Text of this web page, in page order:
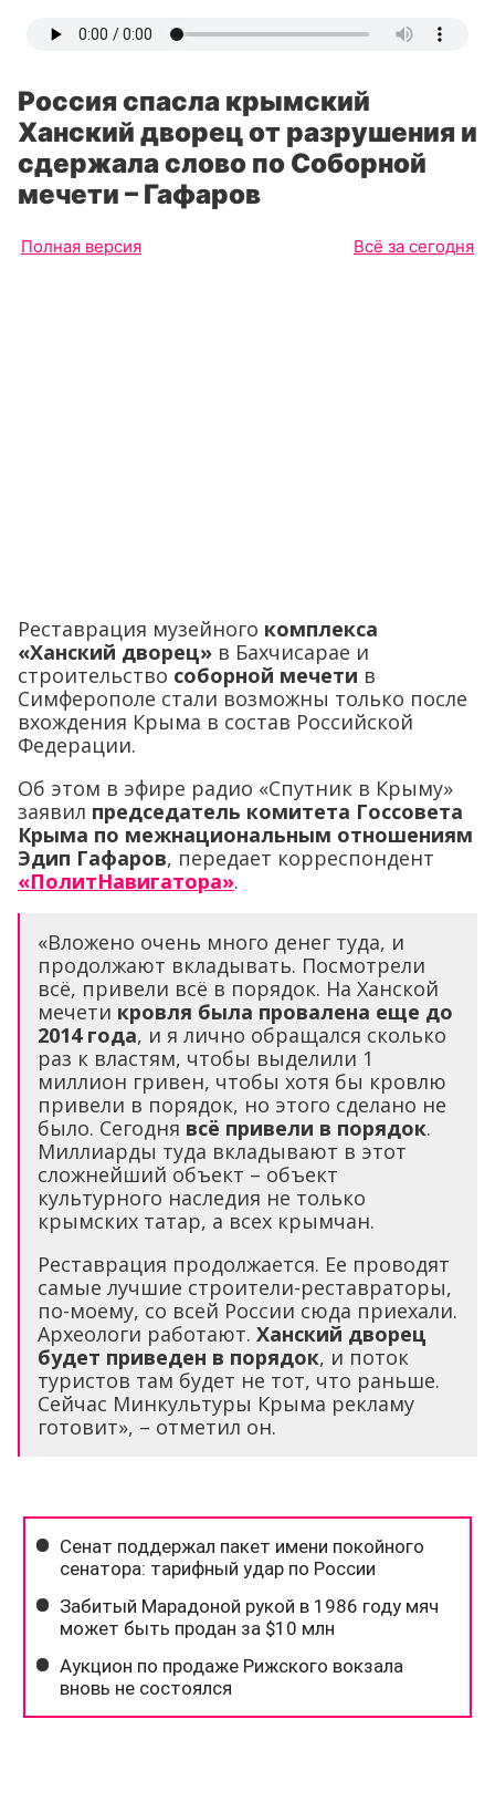
Россия спасла крымский
Ханский дворец от разрушения и
сдержала слово по Соборной
мечети – Гафаров
Полная версия Всё за сегодня
Реставрация музейного комплекса
«Ханский дворец» в Бахчисарае и
строительство соборной мечети в
Симферополе стали возможны только после
вхождения Крыма в состав Российской
Федерации.
Об этом в эфире радио «Спутник в Крыму»
заявил председатель комитета Госсовета
Крыма по межнациональным отношениям
Эдип Гафаров, передает корреспондент
«ПолитНавигатора».
«Вложено очень много денег туда, и
продолжают вкладывать. Посмотрели
всё, привели всё в порядок. На Ханской
мечети кровля была провалена еще до
2014 года, и я лично обращался сколько
раз к властям, чтобы выделили 1
миллион гривен, чтобы хотя бы кровлю
привели в порядок, но этого сделано не
было. Сегодня всё привели в порядок.
Миллиарды туда вкладывают в этот
сложнейший объект – объект
культурного наследия не только
крымских татар, а всех крымчан.
Реставрация продолжается. Ее проводят
самые лучшие строители-реставраторы,
по-моему, со всей России сюда приехали.
Археологи работают. Ханский дворец
будет приведен в порядок, и поток
туристов там будет не тот, что раньше.
Сейчас Минкультуры Крыма рекламу
готовит», – отметил он.